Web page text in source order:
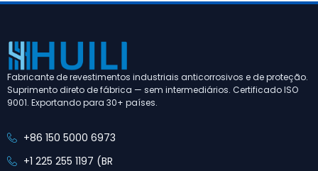
Fabricante de revestimentos industriais anticorrosivos e de proteção.
Suprimento direto de fábrica — sem intermediários. Certificado ISO
9001. Exportando para 30+ países.
+86 150 5000 6973
+1 225 255 1197 (BR